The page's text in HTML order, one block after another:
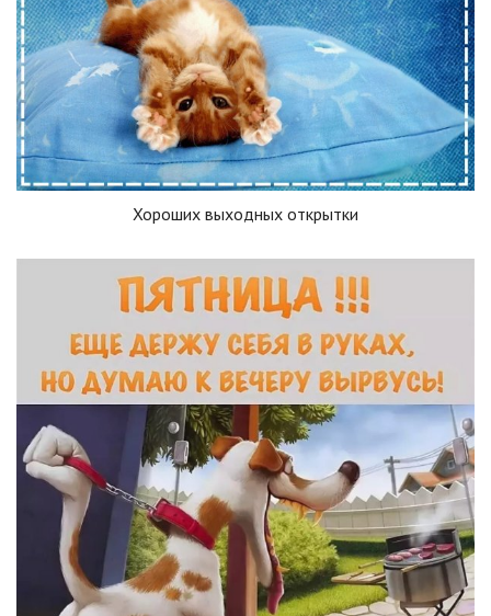
Хороших выходных открытки